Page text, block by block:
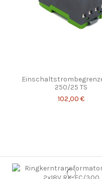
250/25 TS
102,00 €